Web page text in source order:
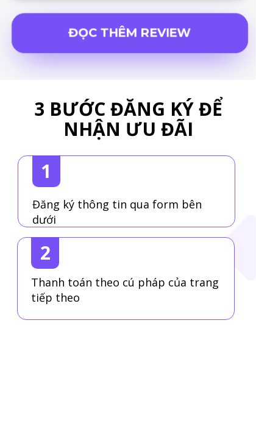
ĐỌC THÊM REVIEW
3 BƯỚC ĐĂNG KÝ ĐỂ
NHẬN ƯU ĐÃI
2
Thanh toán theo cú pháp của trang
tiếp theo
Đăng ký thông tin qua form bên
dưới
1